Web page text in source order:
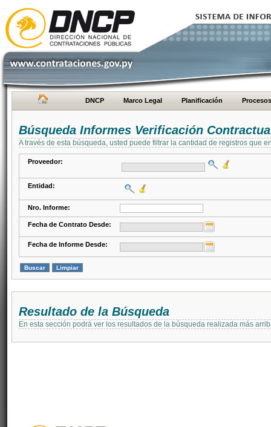
DNCP Marco Legal Planificación Procesos
Búsqueda Informes Verificación
A través de esta búsqueda, usted puede filtrar la cantidad de registros que
Proveedor:
Entidad:
Nro. Informe:
Fecha de Contrato Desde:
Fecha de Informe Desde:
Resultado de la Búsqueda
En esta sección podrá ver los resultados de la búsqueda realizada más